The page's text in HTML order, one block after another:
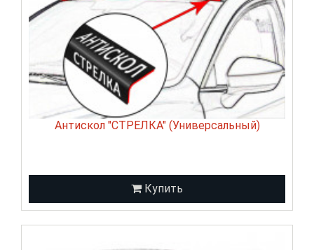
Антискол "СТРЕЛКА" (Универсальный)
Купить